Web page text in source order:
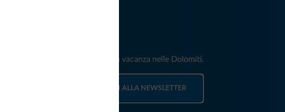
esclusive e news per la tua vacanza nelle Dolomiti.
ISCRIVITI ALLA NEWSLETTER